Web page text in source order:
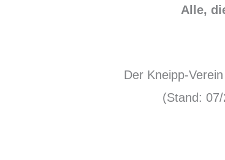
Alle,
Der Kneipp-
(Stand: